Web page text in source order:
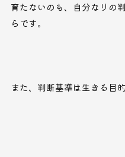
育たないのも、自分なりの
らです。
また、判断基準は生きる目